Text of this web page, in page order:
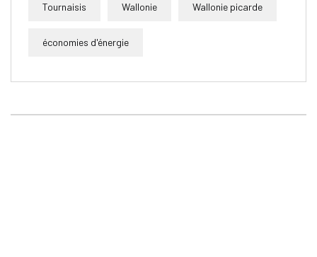
Tournaisis Wallonie Wallonie picarde
économies d'énergie